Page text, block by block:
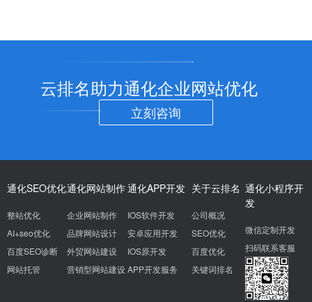
云排名助力通化企业网站优化
立刻咨询
通化SEO优化
整站优化
AI+seo优化
百度SEO诊断
网站托管
通化网站制作
企业网站制作
品牌网站设计
外贸网站建设
营销型网站建设
通化APP开发
IOS软件开发
安卓应用开发
IOS原开发
APP开发服务
关于云排名
公司概况
SEO优化
百度优化
关键词排名
通化小程序开
发
微信定制开发
扫码联系客服